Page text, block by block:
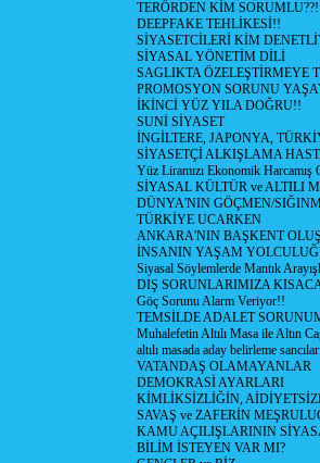
TERÖRDEN KİM
DEEPFAKE TEHLİKESİ!!
SİYASETCİLERİ KİM
SİYASAL YÖNETİM DİLİ
SAGLIKTA ÖZELEŞTİRMEYE
PROMOSYON SORUNU
İKİNCİ YÜZ YILA DOĞRU!!
SUNİ SİYASET
İNGİLTERE, JAPONYA,
SİYASETÇİ ALKIŞLAMA
Yüz Liramızı Ekonomik Harcamış
SİYASAL KÜLTÜR ve ALTILI
DÜNYA'NIN GÖÇMEN/
TÜRKİYE UCARKEN
ANKARA'NIN BAŞKENT
İNSANIN YAŞAM
Siyasal Söylemlerde Mantık
DIŞ SORUNLARIMIZA
Göç Sorunu Alarm Veriyor!!
TEMSİLDE ADALET
Muhalefetin Altılı Masa ile Altın
altılı masada aday belirleme
VATANDAŞ OLAMAYANLAR
DEMOKRASİ AYARLARI
KİMLİKSİZLİĞİN,
SAVAŞ ve ZAFERİN
KAMU AÇILIŞLARININ
BİLİM İSTEYEN VAR MI?